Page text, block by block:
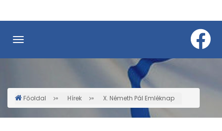
Morzsa
Főoldal Hírek X. Németh Pál Emléknap